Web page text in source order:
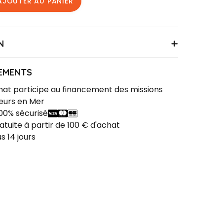
- 35% polyester
participe au financement des missions
en Mer
sécurisé
à partir de 100 € d'achat
14 jours